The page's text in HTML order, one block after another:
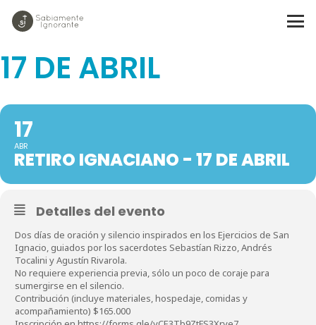
RETIRO IGNACIANO -
17 DE ABRIL
17
ABR
RETIRO IGNACIANO - 17 DE ABRIL
Detalles del evento
Dos días de oración y silencio inspirados en los Ejercicios de San
Ignacio, guiados por los sacerdotes Sebastían Rizzo, Andrés
Tocalini y Agustín Rivarola.
No requiere experiencia previa, sólo un poco de coraje para
sumergirse en el silencio.
Contribución (incluye materiales, hospedaje, comidas y
acompañamiento) $165.000